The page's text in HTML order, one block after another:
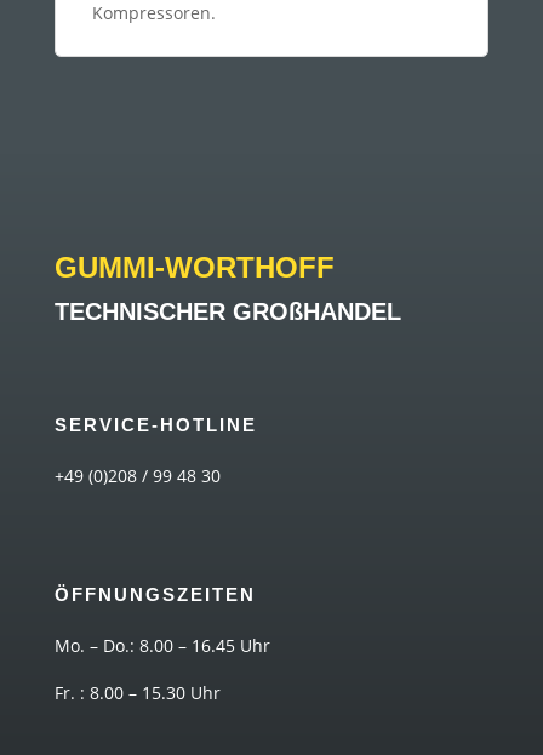
Kompressoren.
GUMMI-WORTHOFF
TECHNISCHER GROßHANDEL
SERVICE-HOTLINE
+49 (0)208 / 99 48 30
ÖFFNUNGSZEITEN
Mo. – Do.: 8.00 – 16.45 Uhr
Fr. : 8.00 – 15.30 Uhr